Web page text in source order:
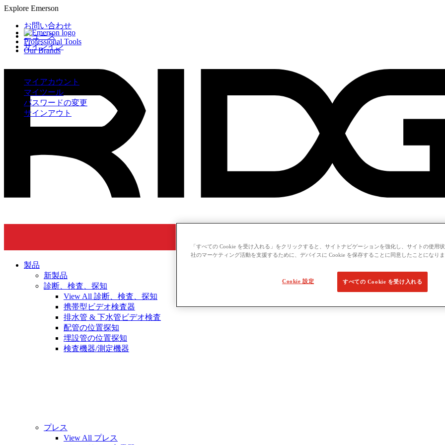
Explore Emerson
Professional Tools
Our Brands
お問い合わせ
ニュース
サインイン
マイアカウント
マイツール
パスワードの変更
サインアウト
製品
新製品
診断、検査、探知
View All 診断、検査、探知
携帯型ビデオ検査器
排水管 & 下水管ビデオ検査
配管の位置探知
埋設管の位置探知
検査機器/測定機器
プレス
View All プレス
「すべての Cookie を受け入れる」をクリックすると、サイトナビゲーションを強化し、サイトの使用
社のマーケティング活動を支援するために、デバイスに Cookie を保存することに同意したことになりま
Cookie 設定 すべての Cookie を受け入れる